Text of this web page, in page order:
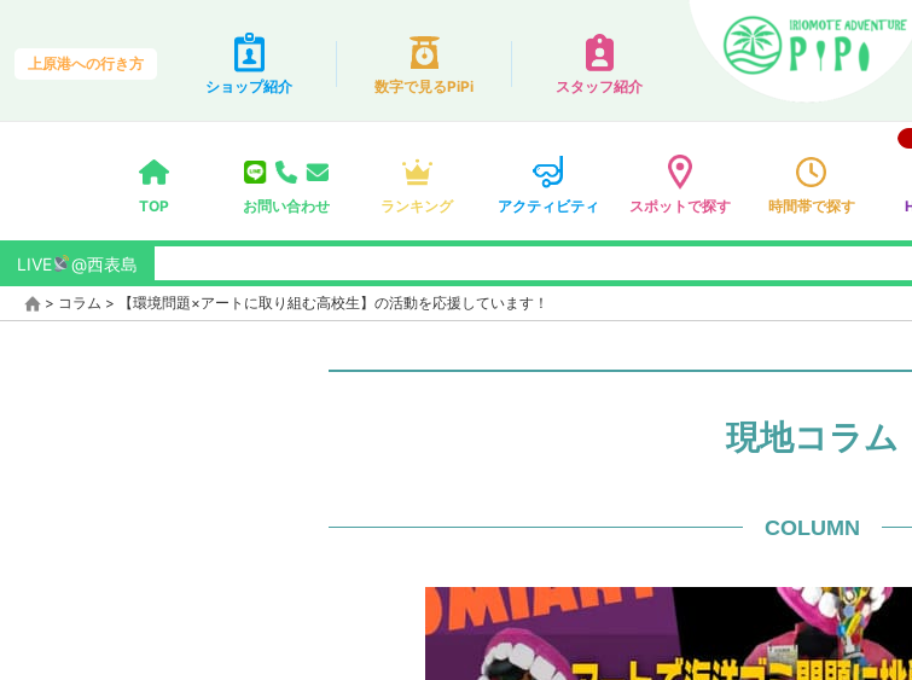
上原港への行き方
ショップ紹介
数字で見るPiPi スタッフ紹介
TOP お問い合わせ ランキング アクティビティ スポットで探す 時間帯で探す
LIVE @西表島
> コラム > 【環境問題×アートに取り組む高校生】の活動を応援しています！
現地コラム
COLUMN